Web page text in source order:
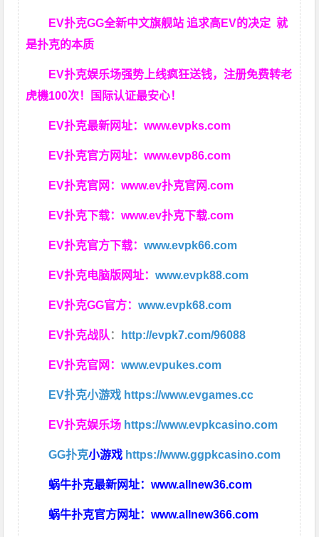
EV扑克GG全新中文旗舰站 追求高EV的决定就
是扑克的本质
EV扑克娱乐场强势上线疯狂送钱，注册免费转老
虎機100次！国际认证最安心！
EV扑克最新网址：www.evpks.com
EV扑克官方网址：www.evp86.com
EV扑克官网：www.ev扑克官网.com
EV扑克下载：www.ev扑克下载.com
EV扑克官方下载：www.evpk66.com
EV扑克电脑版网址：www.evpk88.com
EV扑克GG官方：www.evpk68.com
EV扑克战队 ： http://evpk7.com/96088
EV扑克官网：www.evpukes.com
EV扑克小游戏 https://www.evgames.cc
EV扑克娱乐场 https://www.evpkcasino.com
GG扑克小游戏 https://www.ggpkcasino.com
蜗牛扑克最新网址：www.allnew36.com
蜗牛扑克官方网址：www.allnew366.com